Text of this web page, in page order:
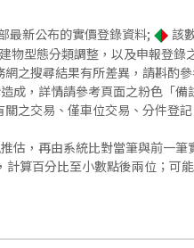
最新公布的實價登錄資料; 該
物型態分類調整，以及申報登
之搜尋結果有所差異，請斟酌參
成，詳情請參考頁面之粉色「
之交易、僅車位交易、分件登
估，再由系統比對當筆與前一
算百分比至小數點後兩位；可